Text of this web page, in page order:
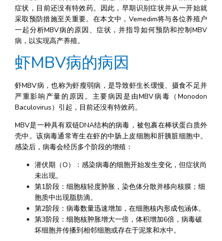
症状，目前还没有特效药。因此，早期识别症状并从一开始就
采取预防措施至关重要。在本文中，Vemedim将与各位养殖户
一起分析MBV病的原因、症状，并指导如何预防和控制MBV
病，以实现高产养殖。
虾MBV病的病因
虾MBV病，也称为虾瘦弱病，是导致虾生长缓慢、摄食不足并
严重影响产量的原因。主要病因是由MBV病毒（Monodon
Baculovirus）引起，目前还没有特效药。
MBV是一种具有双链DNA结构的病毒，被包裹在棒状蛋白质外
壳中。该病毒通常寄生在虾的中肠上皮细胞和肝胰脏细胞中。
感染后，病毒会经历多个阶段的增殖：
潜伏期（O）：感染病毒的细胞开始发生变化，但症状尚
未出现。
第1阶段：细胞核轻度肿胀，染色体分散并移向核膜；细
胞质中出现脂肪滴。
第2阶段：病毒数量迅速增加，在细胞核内形成包涵体。
第3阶段：细胞核肿胀增大一倍，体积增加6倍，病毒破
坏细胞并传播到相邻细胞或存在于泥浆和水中。